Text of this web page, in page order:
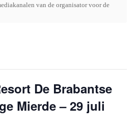
van de organisator voor de
De Brabantse
Mierde – 29 juli